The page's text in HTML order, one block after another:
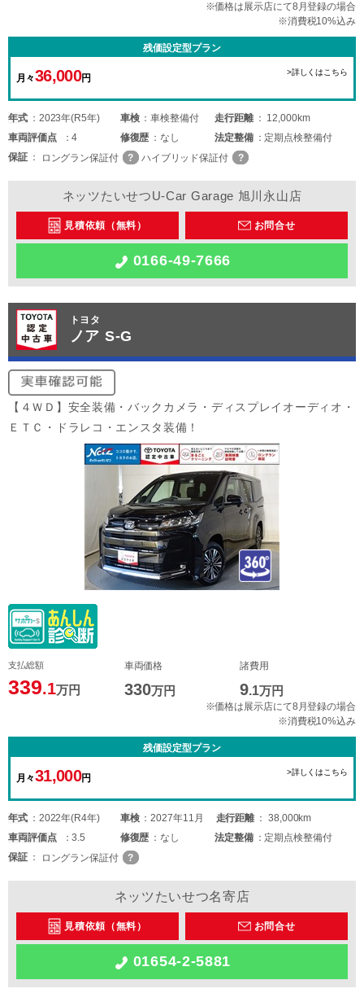
※価格は展示店にて8月登録の場合
※消費税10%込み
残価設定型プラン
月々36,000円
>詳しくはこちら
年式 2023年(R5年) 車検 車検整備付 走行距離
12,000km
車両評価点 4 修復歴 なし 法定整備
定期点検整備付
保証
ロングラン保証付 ハイブリッド保証付
ネッツたいせつU-Car Garage 旭川永山店
見積依頼（無料） お問合せ
0166-49-7666
トヨタ
ノア S-G
【４ＷＤ】安全装備・バックカメラ・ディスプレイオーディオ・
ＥＴＣ・ドラレコ・エンスタ装備！
支払総額
339.1万円
車両価格
330万円
諸費用
9.1万円
※価格は展示店にて8月登録の場合
※消費税10%込み
残価設定型プラン
月々31,000円
>詳しくはこちら
年式 2022年(R4年) 車検 2027年11月 走行距離
38,000km
車両評価点 3.5 修復歴 なし 法定整備
定期点検整備付
保証
ロングラン保証付
ネッツたいせつ名寄店
見積依頼（無料） お問合せ
01654-2-5881